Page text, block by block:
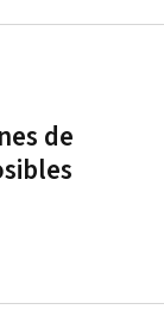
de